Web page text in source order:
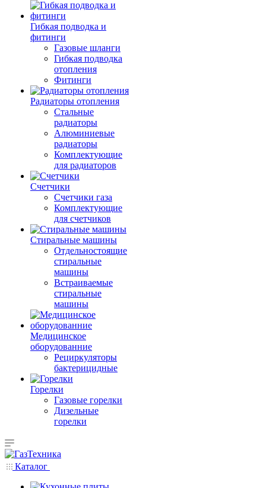
Гибкая подводка и
фитинги
Газовые шланги
Гибкая подводка
отопления
Фитинги
Радиаторы отопления
Стальные
радиаторы
Алюминиевые
радиаторы
Комплектующие
для радиаторов
Счетчики
Счетчики газа
Комплектующие
для счетчиков
Стиральные машины
Отдельностоящие
стиральные
машины
Встраиваемые
стиральные
машины
Медицинское
оборудованние
Рециркуляторы
бактерицидные
Горелки
Газовые горелки
Дизельные
горелки
Каталог